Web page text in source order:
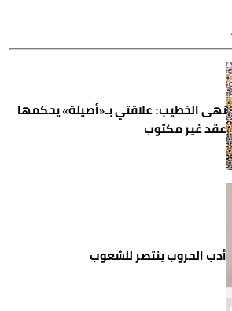
نهى الخطيب: علاقتي بـ«أصيلة» يحكمها
عقد غير مكتوب
أدب الحروب ينتصر للشعوب